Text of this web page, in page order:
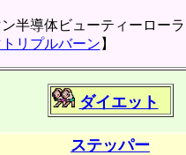
ン半導体ビューティーロー
リプルバーン 】
ダイエット
ステッパー